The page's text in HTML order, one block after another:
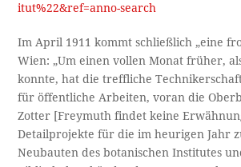
itut%22&ref=anno-search
Im April 1911 kommt schließlich „eine
Wien: „Um einen vollen Monat früher,
konnte, hat die treffliche
für öffentliche Arbeiten, voran die
Zotter [Freymuth findet keine
Detailprojekte für die im heurigen Jahr
Neubauten des botanischen Institutes